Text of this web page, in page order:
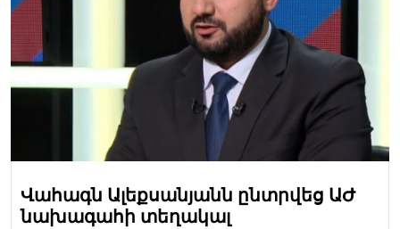
Վահագն Ալեքսանյանն ընտրվեց ԱԺ
նախագահի տեղակալ